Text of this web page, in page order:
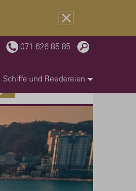
071 626 85 85
Schiffe und Reedereien